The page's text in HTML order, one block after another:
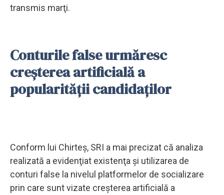
transmis marţi.
Conturile false urmăresc
creşterea artificială a
popularităţii candidaților
Conform lui Chirteş, SRI a mai precizat că analiza
realizată a evidenţiat existenţa şi utilizarea de
conturi false la nivelul platformelor de socializare
prin care sunt vizate creşterea artificială a